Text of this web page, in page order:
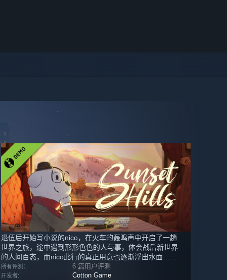
退伍后开始写小说的nico，在火车的轰鸣声中开启了一趟
世界之旅，途中遇到形形色色的人与事，体会战后新世界
的人间百态，而nico此行的真正用意也逐渐浮出水面……
所有评测： 6 篇用户评测
开发者: Cotton Game